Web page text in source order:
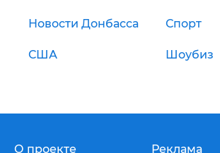
Новости Донбасса Спорт
США Шоубиз
О проекте Реклама